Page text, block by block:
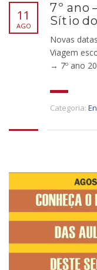
11
AGO
7º ano
Sítio
Novas
Viagem
→ 7º ano
Categoria: